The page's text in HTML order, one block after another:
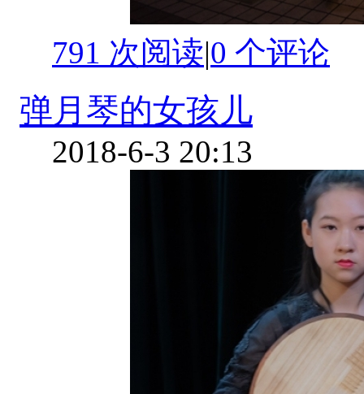
791 次阅读|0 个评论
弹月琴的女孩儿
2018-6-3 20:13